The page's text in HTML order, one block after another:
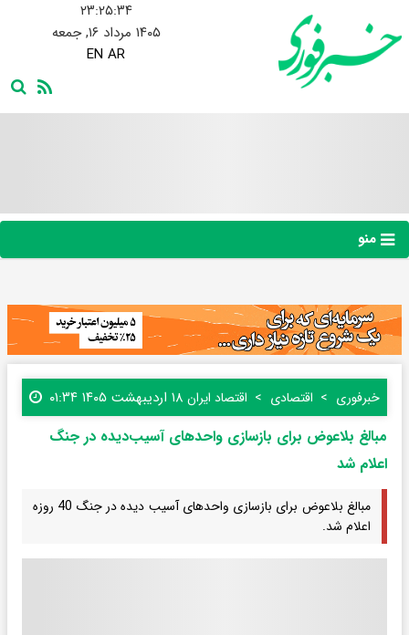
۲۳:۲۵:۳۵
۱۴۰۵ مرداد ۱۶, جمعه
EN AR
منو
خبرفوری اقتصادی اقتصاد ایران ۱۸ اردیبهشت ۱۴۰۵ ۰۱:۳۴
مبالغ بلاعوض برای بازسازی واحدهای آسیب‌دیده در جنگ
اعلام شد
مبالغ بلاعوض برای بازسازی واحدهای آسیب دیده در جنگ 40 روزه
اعلام شد.